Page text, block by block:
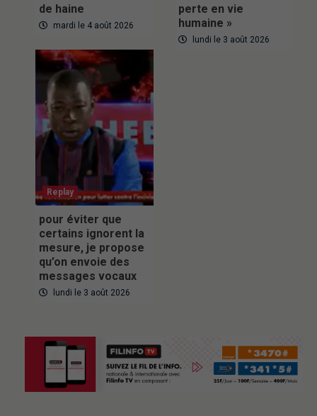
de haine
mardi le 4 août 2026
perte en vie
humaine »
lundi le 3 août 2026
Replay
pour éviter que
certains ignorent la
mesure, je propose
qu’on envoie des
messages vocaux
lundi le 3 août 2026